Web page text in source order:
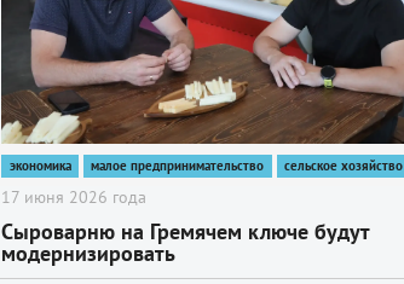
экономика малое предпринимательство сельское хозяйство
17 июня 2026 года
Сыроварню на Гремячем ключе будут
модернизировать